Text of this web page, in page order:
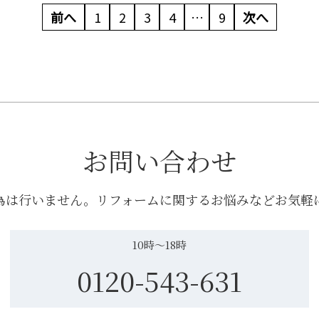
前へ 1 2 3 4 … 9 次へ
お問い合わせ
行いません。リフォームに関するお悩みなどお気軽
10時〜18時
0120-543-631